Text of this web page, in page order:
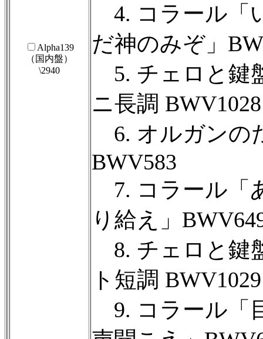
Alpha139
（国内盤）
\2940
4. コラール「
だ神のみぞ」
5. チェロと鍵
ニ長調 BWV1028
6. オルガンの
BWV583
7. コラール「
り給え」
8. チェロと鍵
ト短調 BWV1029
9. コラール「